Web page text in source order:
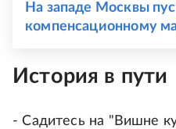
На западе Москвы
компенсационному
История в пути
- Садитесь на "Вишне